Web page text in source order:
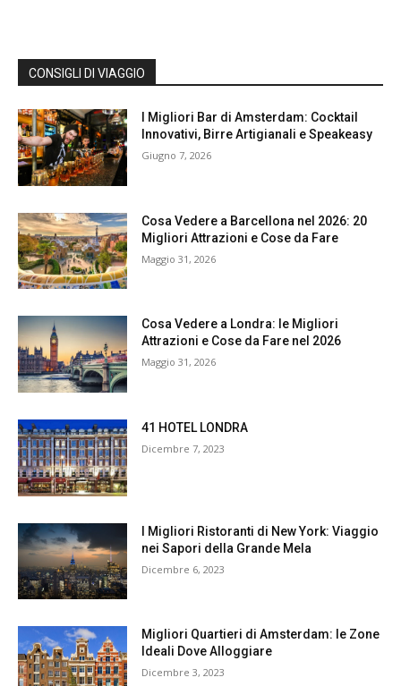
CONSIGLI DI VIAGGIO
I Migliori Bar di Amsterdam: Cocktail
Innovativi, Birre Artigianali e Speakeasy
Giugno 7, 2026
Cosa Vedere a Barcellona nel 2026: 20
Migliori Attrazioni e Cose da Fare
Maggio 31, 2026
Cosa Vedere a Londra: le Migliori
Attrazioni e Cose da Fare nel 2026
Maggio 31, 2026
41 HOTEL LONDRA
Dicembre 7, 2023
I Migliori Ristoranti di New York: Viaggio
nei Sapori della Grande Mela
Dicembre 6, 2023
Migliori Quartieri di Amsterdam: le Zone
Ideali Dove Alloggiare
Dicembre 3, 2023